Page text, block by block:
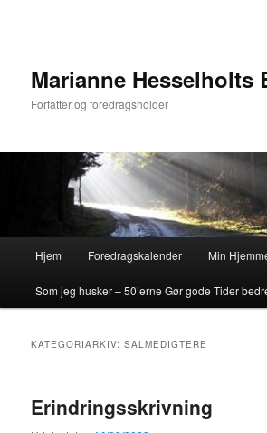
Marianne Hesselholts
Forfatter og foredragsholder
Hjem Foredragskalender Min
Som jeg husker – 50’erne Gør gode Tider
KATEGORIARKIV:SALMEDIGTERE
Erindringsskrivning